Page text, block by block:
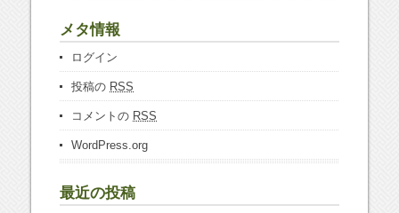
メタ情報
ログイン
投稿の RSS
コメントの RSS
WordPress.org
最近の投稿